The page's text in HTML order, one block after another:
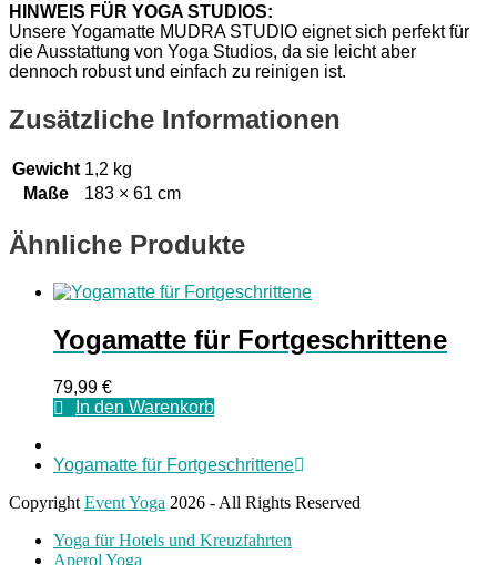
HINWEIS FÜR YOGA STUDIOS:
Unsere Yogamatte MUDRA STUDIO eignet sich perfekt für
die Ausstattung von Yoga Studios, da sie leicht aber
dennoch robust und einfach zu reinigen ist.
Zusätzliche Informationen
Gewicht 1,2 kg
Maße
183 × 61 cm
Ähnliche Produkte
Yogamatte für Fortgeschrittene
79,99 €
In den Warenkorb
Nächster
Yogamatte für Fortgeschrittene
Copyright Event Yoga 2026 - All Rights Reserved
Yoga für Hotels und Kreuzfahrten
Aperol Yoga